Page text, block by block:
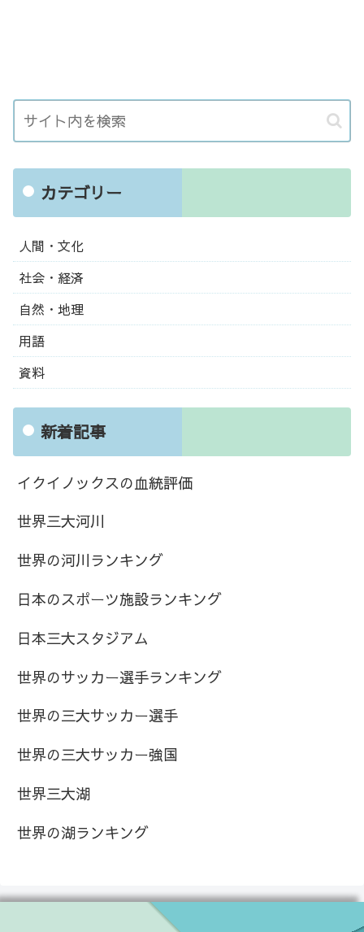
カテゴリー
人間・文化
社会・経済
自然・地理
用語
資料
新着記事
イクイノックスの血統評価
世界三大河川
世界の河川ランキング
日本のスポーツ施設ランキング
日本三大スタジアム
世界のサッカー選手ランキング
世界の三大サッカー選手
世界の三大サッカー強国
世界三大湖
世界の湖ランキング